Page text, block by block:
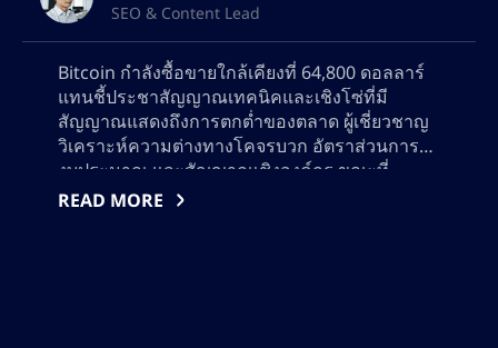
SEO & Content Lead
Bitcoin กำลังซื้อขายใกล้เคียงที่ 64,800 ดอลลาร์
แทนชี้ประชาสัญญาณเทคนิคและเชิงโซ่ที่มี
สัญญาณแสดงถึงการตกต่ำของตลาด ผู้เชี่ยวชาญ
วิเคราะห์ความต่างทางโคจรบวก อัตราส่วนการใช้
งบประมาณ และสัญญาณเชิงองค์กร ขณะที่
พิจารณาว่าการเคลื่อนไหวถัดไปของ Bitcoin จะ
READ MORE